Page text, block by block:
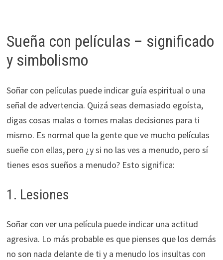
Sueña con películas – significado
y simbolismo
Soñar con películas puede indicar guía espiritual o una
señal de advertencia. Quizá seas demasiado egoísta,
digas cosas malas o tomes malas decisiones para ti
mismo. Es normal que la gente que ve mucho películas
sueñe con ellas, pero ¿y si no las ves a menudo, pero sí
tienes esos sueños a menudo? Esto significa:
1. Lesiones
Soñar con ver una película puede indicar una actitud
agresiva. Lo más probable es que pienses que los demás
no son nada delante de ti y a menudo los insultas con